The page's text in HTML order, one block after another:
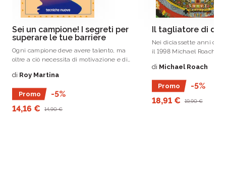
Sei un campione! I segreti per
superare le tue barriere
Ogni campione deve avere talento, ma
oltre a ciò necessita di motivazione e di
di Roy Martina
Promo
-5%
14,16 €
14,90 €
Il tagliatore di
Nei diciassette anni
il 1998 Michael Roach
un’azienda avviata con
cinquantamila dollari e
dipendente.
di Michael Roach
Promo
-5%
18,91 €
19,90 €